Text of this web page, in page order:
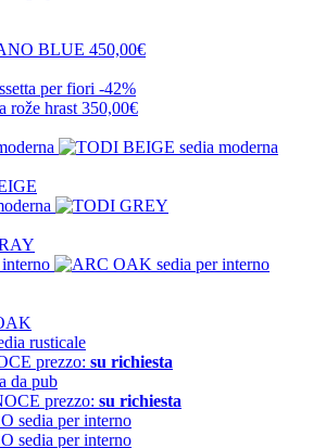
BLUE 450,00€
-42%
rože hrast 350,00€
prezzo: su richiesta
prezzo: su richiesta